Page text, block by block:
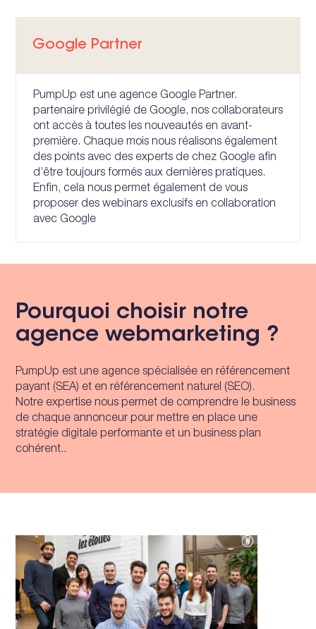
Google Partner
PumpUp est une agence Google Partner.
partenaire privilégié de Google, nos collaborateurs
ont accès à toutes les nouveautés en avant-
première. Chaque mois nous réalisons également
des points avec des experts de chez Google afin
d’être toujours formés aux dernières pratiques.
Enfin, cela nous permet également de vous
proposer des webinars exclusifs en collaboration
avec Google
Pourquoi choisir notre
agence webmarketing ?
PumpUp est une agence spécialisée en référencement
payant (SEA) et en référencement naturel (SEO).
Notre expertise nous permet de comprendre le business
de chaque annonceur pour mettre en place une
stratégie digitale performante et un business plan
cohérent..